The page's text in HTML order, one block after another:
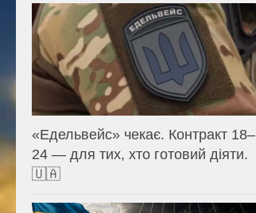
«Едельвейс» чекає. Контракт 18–
24 — для тих, хто готовий діяти.
🇺🇦